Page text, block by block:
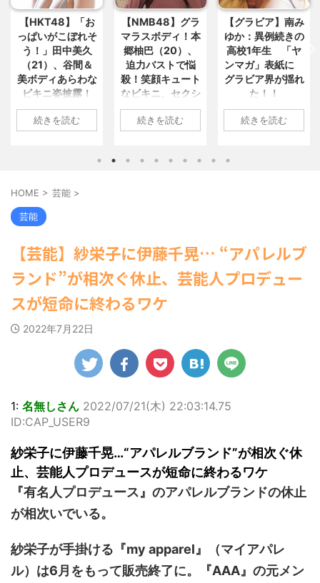
【動画】速水もこみちが新オープ
ンしたカフェ、サンドイッチ1つ... /
おまとめ : おすすめ
NEW! (8/10 07:21)
【画像】女さん「もうこのズボン
とバッグは法律で作るの禁止して... /
おまとめ : おすすめ NEW! (8/10 07:21)
スーパー店員ワイ「あんのぉ…お
盆に連休欲しいんですけど…」店... /
おまとめ : おすすめ
(8/10 07:12)
ういう時にどこに建てるのかわか... /
安倍国葬たったの2.5億円に批判
してる奴らって幾らならOKな... / 気に
なるニュースまとめアンテナ
00:00)
願が死ぬほど / 気になるニュースまと
めアンテナ (8/29 00:00)
【モバマスSS】志希「苺の美味し
い食べ方。そして雪美と食べる... / 気
になるニュースまとめアンテナ (8/29
00:00)
【速報】スプラトゥーン公式、謝
罪 / 気になるニュースまとめアンテナ
Powered by livedoor 相互
有吉弘行、居酒屋の“お通し”に本
音「だいたい嫌いなものが出て... /
5chまとめMAP(総合) NEW! (8/10
08:19)
【芸能】元ジャンポケ斉藤慎二被
告のTikTokライブが拡散 ... / 5chまと
めMAP(総合)
NEW! (8/10 08:17)
脚本家「原作改変して元よりつま
5chまとめMAP(総合) NEW! (8/10
07:47)
ゅーすなう！ まとめアンテナ
すなう！ まとめアンテナ
(7/30
22:16)
勇気を出して白人美女にチン凸し
たアジア人短小男♂、爆笑されて... /
ゅーすなう！ まとめアンテナ
21:56)
Powered by livedoor 相互
【NMB48】グラ
マラスボディ！本
郷柚巴（20）、
迫力バストで悩
殺！笑顔キュート
なビキニ、セクシ
ーニット、ランジ
ェリー姿披露
NMB48の本郷柚巴
が、漫画誌『ヤン
グアニマル』（白
イト『ヤングアニ
マルWeb』のグラ
ビアに初登場し
ボディを武器に、
中の本郷。 今回、
トが掲載されてお
り、ボディライン
クシーニット姿の
カットから、笑顔
キュートなビキ
を引くランジェリ
ー姿のカットなど
盛りだくさんの内
容となっている。
http://www.rbbto
da ...
続きを読む
【グラビア】南み
ゆか：異例続きの
高校1年生 「ヤ
ンマガ」表紙に
グラビア界が揺れ
た！！
1: 名無しさん
2022/06/20(月)
「OS☆K」の南み
ゆかさんが、6月
20日発売のマンガ
ガジン」（講談
日生まれの16歳。
今年2月に同誌の表
話題になり、早く
も再登場した。
が揺れた！！」と
紹介され、水着姿
を披露した。 ...
続きを読む
【速報です!!!】中
川翔子「写真集」
2位 8キロ減の
ランジェリーカッ
トほか「今まで以
上に攻めた」過去
最高に色っぽ
い“しょこたん”満
ルミライ』（講談
部を売り上げ、
「写真集」で共に2
位にランクインし
た。 【写真18枚】
縄でロケを敢行。
本作撮影にあた
り、「スゴい決意
をさせていただい
続きを読む
HOME > 芸能 >
芸能
【芸能】紗栄子に伊藤千晃… “アパレルブ
ランド”が相次ぐ休止、芸能人プロデュー
スが短命に終わるワケ
2022年7月22日
1: 名無しさん 2022/07/21(木) 22:03:14.75
ID:CAP_USER9
紗栄子に伊藤千晃…“アパレルブランド”が相次ぐ休
止、芸能人プロデュースが短命に終わるワケ
『有名人プロデュース』のアパレルブランドの休止
が相次いでいる。
紗栄子が手掛ける『my apparel』（マイアパレ
ル）は6月をもって販売終了に。『AAA』の元メン